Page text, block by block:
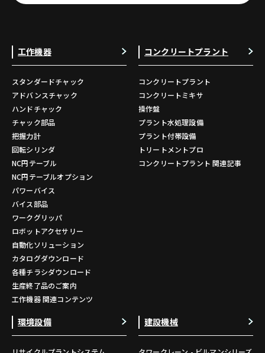
工作機器
スタンダードチャック
アドバンスチャック
ハンドチャック
チャック部品
把握力計
回転シリンダ
NC円テーブル
NC円テーブルオプション
パワーバイス
バイス部品
ワークグリッパ
ロボットアクセサリー
自動化ソリューション
カタログダウンロード
各種チラシダウンロード
生産終了品のご案内
工作機器 関連コンテンツ
コンクリートプラント
コンクリートプラント
コンクリートミキサ
操作盤
プラント水処理設備
プラント付帯設備
トリートメントプロ
コンクリートプラント 関連記事
環境設備 建設機械